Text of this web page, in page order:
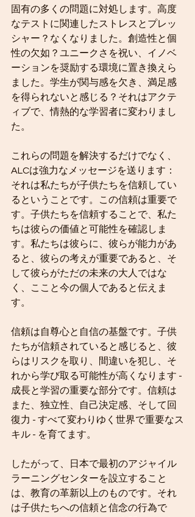
固有の多くの問題に対処します。高度
なテストに関連したストレスとプレッ
シャー？なくなりました。創造性と個
性の欠如？ユニークさを祝い、イノベ
ーションを奨励する環境に置き換えら
ました。学生が関与感を欠き、満足感
を得られないと感じる？それはアクテ
ィブで、情熱的な学習者に変わりまし
た。
これらの問題を解決するだけでなく、
ALCは強力なメッセージを送ります：
それは私たちが子供たちを信頼してい
るということです。この信頼は重要で
す。子供たちを信頼することで、私た
ちは彼らの価値と可能性を確認しま
す。私たちは彼らに、彼らが能力があ
ると、彼らの考えが重要であると、そ
して彼らがただの未来の大人ではな
く、ここと今の個人であると伝えま
す。
信頼は自尊心と自信の基盤です。子供
たちが信頼されていると感じると、彼
らはリスクを取り、間違いを犯し、そ
れから学び取る可能性が高くなります -
成長と学習の重要な部分です。信頼は
また、独立性、自己決定感、そして回
復力 - すべて変わりゆく世界で重要なス
キル - を育てます。
したがって、日本で最初のアジャイル
ラーニングセンターを設立すること
は、教育の革新以上のものです。それ
は子供たちへの信頼と信念の行為で